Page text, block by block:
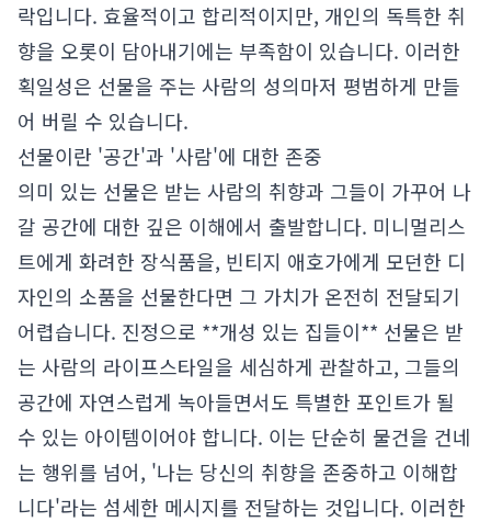
락입니다. 효율적이고 합리적이지만, 개인의 독특한 취
향을 오롯이 담아내기에는 부족함이 있습니다. 이러한
획일성은 선물을 주는 사람의 성의마저 평범하게 만들
어 버릴 수 있습니다.
선물이란 '공간'과 '사람'에 대한 존중
의미 있는 선물은 받는 사람의 취향과 그들이 가꾸어 나
갈 공간에 대한 깊은 이해에서 출발합니다. 미니멀리스
트에게 화려한 장식품을, 빈티지 애호가에게 모던한 디
자인의 소품을 선물한다면 그 가치가 온전히 전달되기
어렵습니다. 진정으로 **개성 있는 집들이** 선물은 받
는 사람의 라이프스타일을 세심하게 관찰하고, 그들의
공간에 자연스럽게 녹아들면서도 특별한 포인트가 될
수 있는 아이템이어야 합니다. 이는 단순히 물건을 건네
는 행위를 넘어, '나는 당신의 취향을 존중하고 이해합
니다'라는 섬세한 메시지를 전달하는 것입니다. 이러한